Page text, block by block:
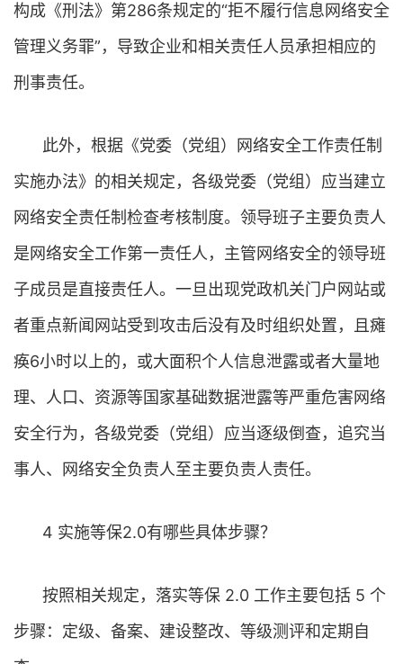
构成《刑法》第286条规定的“拒不履行信息网络安全
管理义务罪”，导致企业和相关责任人员承担相应的
刑事责任。
此外，根据《党委（党组）网络安全工作责任制
实施办法》的相关规定，各级党委（党组）应当建立
网络安全责任制检查考核制度。领导班子主要负责人
是网络安全工作第一责任人，主管网络安全的领导班
子成员是直接责任人。一旦出现党政机关门户网站或
者重点新闻网站受到攻击后没有及时组织处置，且瘫
痪6小时以上的，或大面积个人信息泄露或者大量地
理、人口、资源等国家基础数据泄露等严重危害网络
安全行为，各级党委（党组）应当逐级倒查，追究当
事人、网络安全负责人至主要负责人责任。
4 实施等保2.0有哪些具体步骤？
按照相关规定，落实等保 2.0 工作主要包括 5 个
步骤：定级、备案、建设整改、等级测评和定期自